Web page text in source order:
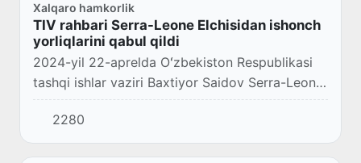
Xalqaro hamkorlik
TIV rahbari Serra-Leone Elchisidan ishonch
yorliqlarini qabul qildi
2024-yil 22-aprelda Oʻzbekiston Respublikasi
tashqi ishlar vaziri Baxtiyor Saidov Serra-Leone
Respublikasining Favqulodda va Muxtor Elchisi
etib tayinlangan Muhammad Yongavodan ish...
2280